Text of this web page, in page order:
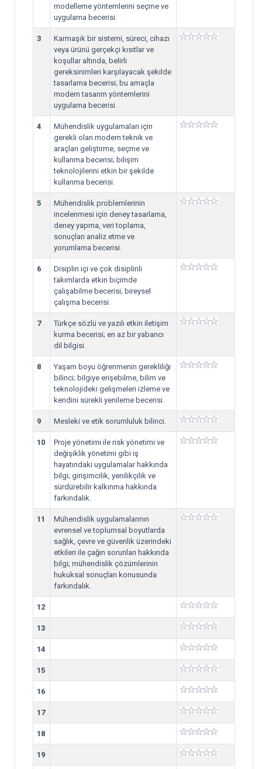
modelleme yöntemlerini seçme ve
uygulama becerisi.
3
Karmaşık bir sistemi, süreci, cihazı
veya ürünü gerçekçi kısıtlar ve
koşullar altında, belirli
gereksinimleri karşılayacak şekilde
tasarlama becerisi; bu amaçla
modern tasarım yöntemlerini
uygulama becerisi.
4
Mühendislik uygulamaları için
gerekli olan modern teknik ve
araçları geliştirme, seçme ve
kullanma becerisi; bilişim
teknolojilerini etkin bir şekilde
kullanma becerisi.
5
Mühendislik problemlerinin
incelenmesi için deney tasarlama,
deney yapma, veri toplama,
sonuçları analiz etme ve
yorumlama becerisi.
6
Disiplin içi ve çok disiplinli
takımlarda etkin biçimde
çalışabilme becerisi; bireysel
çalışma becerisi.
7
Türkçe sözlü ve yazılı etkin iletişim
kurma becerisi; en az bir yabancı
dil bilgisi.
8
Yaşam boyu öğrenmenin gerekliliği
bilinci; bilgiye erişebilme, bilim ve
teknolojideki gelişmeleri izleme ve
kendini sürekli yenileme becerisi.
9 Mesleki ve etik sorumluluk bilinci.
10
Proje yönetimi ile risk yönetimi ve
değişiklik yönetimi gibi iş
hayatındaki uygulamalar hakkında
bilgi; girişimcilik, yenilikçilik ve
sürdürebilir kalkınma hakkında
farkındalık.
11
Mühendislik uygulamalarının
evrensel ve toplumsal boyutlarda
sağlık, çevre ve güvenlik üzerindeki
etkileri ile çağın sorunları hakkında
bilgi; mühendislik çözümlerinin
hukuksal sonuçları konusunda
farkındalık.
12
13
14
15
16
17
18
19